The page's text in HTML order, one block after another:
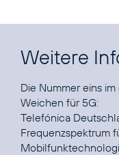
Weitere
Die Nummer eins
Telefónica
Frequenzspektrum